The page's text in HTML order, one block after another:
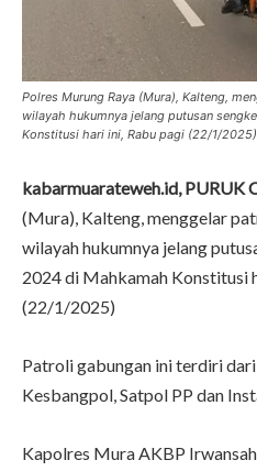
Polres Murung Raya (Mura), Kalteng,
wilayah hukumnya jelang putusan
Konstitusi hari ini, Rabu pagi (22/1/
kabarmuarateweh.id, PURUK
(Mura), Kalteng, menggelar
wilayah hukumnya jelang
2024 di Mahkamah Konstitusi
(22/1/2025)
Patroli gabungan ini terdiri
Kesbangpol, Satpol PP dan
Kapolres Mura AKBP